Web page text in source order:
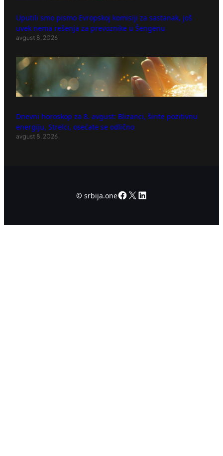
Uputili smo pismo Evropskoj komisiji za sastanak, još
uvek nema rešenja za prevoznike u Šengenu
avgust 8, 2026
Dnevni horoskop za 8. avgust: Blizanci, širite pozitivnu
energiju, Strelci, osećate se odlično
avgust 8, 2026
© srbija.oneFacebook
X LinkedIn